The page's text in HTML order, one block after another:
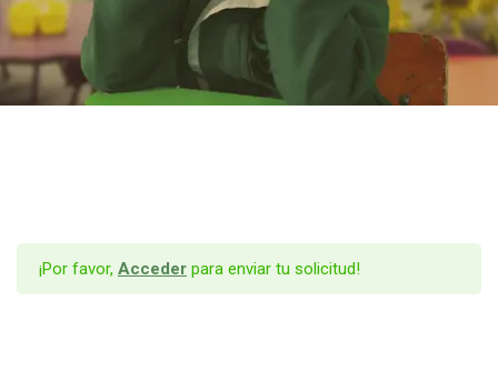
¡Por favor, Acceder para enviar tu solicitud!